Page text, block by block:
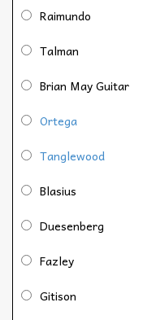
Raimundo
Talman
Brian May Guitar
Ortega
Tanglewood
Blasius
Duesenberg
Fazley
Gitison